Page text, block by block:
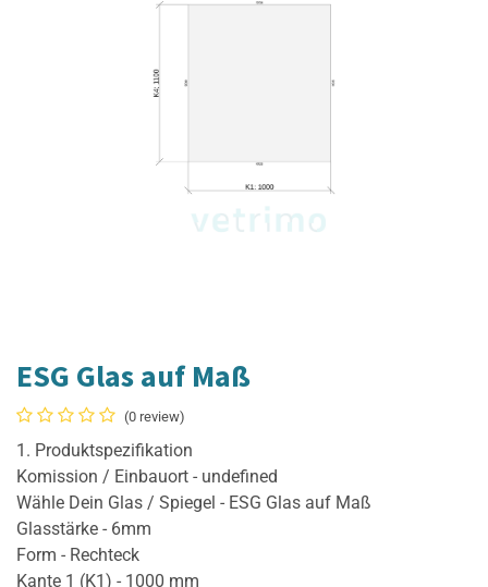
ESG Glas auf Maß
(0 review)
1. Produktspezifikation
Komission / Einbauort - undefined
Wähle Dein Glas / Spiegel - ESG Glas auf Maß
Glasstärke - 6mm
Form - Rechteck
Kante 1 (K1) - 1000 mm